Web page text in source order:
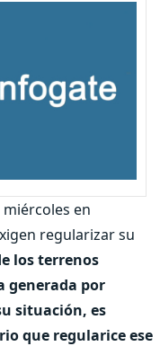
en
regularizar su
los terrenos
generada por
situación, es
que regularice ese